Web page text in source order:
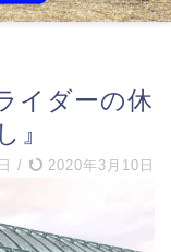
イダーの休
』
/ 2020年3月10日